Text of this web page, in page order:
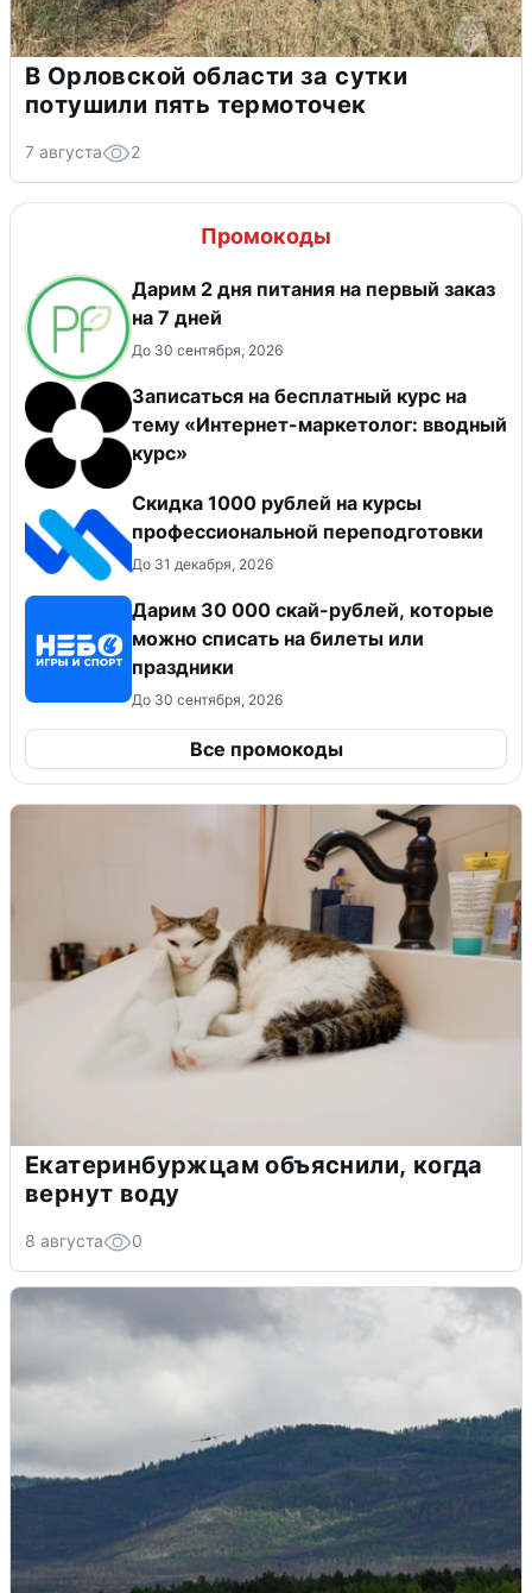
В Орловской области за сутки
потушили пять термоточек
7 августа 2
Промокоды
Дарим 2 дня питания на первый заказ
на 7 дней
До 30 сентября, 2026
Записаться на бесплатный курс на
тему «Интернет-маркетолог: вводный
курс»
Скидка 1000 рублей на курсы
профессиональной переподготовки
До 31 декабря, 2026
Дарим 30 000 скай-рублей, которые
можно списать на билеты или
праздники
До 30 сентября, 2026
Все промокоды
Екатеринбуржцам объяснили, когда
вернут воду
8 августа 0